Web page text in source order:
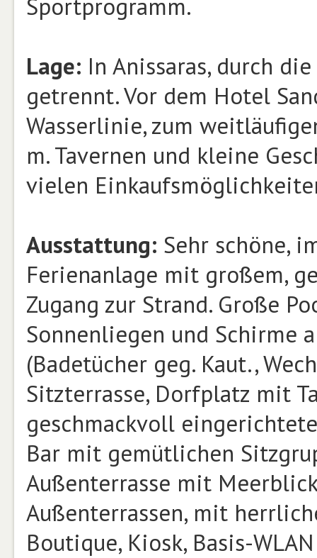
Sportprogramm.
Lage: In Anissaras, durch
getrennt. Vor dem Hotel
Wasserlinie, zum
m. Tavernen und kleine
vielen
Ausstattung: Sehr schöne,
Ferienanlage mit großem,
Zugang zur Strand. Große
Sonnenliegen und Schirme
(Badetücher geg. Kaut.,
Sitzterrasse, Dorfplatz mit
geschmackvoll
Bar mit gemütlichen
Außenterrasse mit
Außenterrassen, mit
Boutique, Kiosk, Basis-